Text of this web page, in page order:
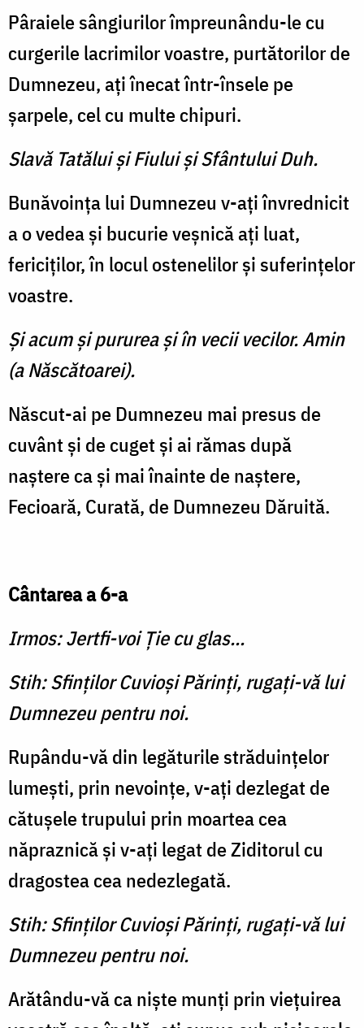
Pâraiele sângiurilor împreunându-le cu
curgerile lacrimilor voastre, purtătorilor de
Dumnezeu, aţi înecat într-însele pe
şarpele, cel cu multe chipuri.
Slavă Tatălui şi Fiului şi Sfântului Duh.
Bunăvoinţa lui Dumnezeu v-aţi învrednicit
a o vedea şi bucurie veşnică aţi luat,
fericiţilor, în locul ostenelilor şi suferinţelor
voastre.
Şi acum şi pururea şi în vecii vecilor. Amin
(a Născătoarei).
Născut-ai pe Dumnezeu mai presus de
cuvânt şi de cuget şi ai rămas după
naştere ca şi mai înainte de naştere,
Fecioară, Curată, de Dumnezeu Dăruită.
Cântarea a 6-a
Irmos: Jertfi-voi Ţie cu glas...
Stih: Sfinţilor Cuvioşi Părinţi, rugaţi-vă lui
Dumnezeu pentru noi.
Rupându-vă din legăturile străduinţelor
lumeşti, prin nevoinţe, v-aţi dezlegat de
cătuşele trupului prin moartea cea
năpraznică şi v-aţi legat de Ziditorul cu
dragostea cea nedezlegată.
Stih: Sfinţilor Cuvioşi Părinţi, rugaţi-vă lui
Dumnezeu pentru noi.
Arătându-vă ca nişte munţi prin vieţuirea